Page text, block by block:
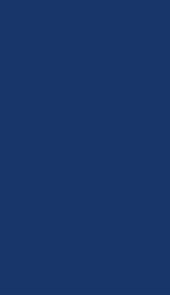
工业工程与管理
按专业排名），